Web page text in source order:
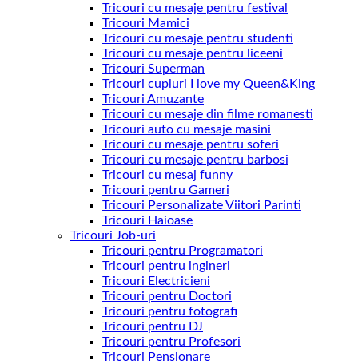
Tricouri cu mesaje pentru festival
Tricouri Mamici
Tricouri cu mesaje pentru studenti
Tricouri cu mesaje pentru liceeni
Tricouri Superman
Tricouri cupluri I love my Queen&King
Tricouri Amuzante
Tricouri cu mesaje din filme romanesti
Tricouri auto cu mesaje masini
Tricouri cu mesaje pentru soferi
Tricouri cu mesaje pentru barbosi
Tricouri cu mesaj funny
Tricouri pentru Gameri
Tricouri Personalizate Viitori Parinti
Tricouri Haioase
Tricouri Job-uri
Tricouri pentru Programatori
Tricouri pentru ingineri
Tricouri Electricieni
Tricouri pentru Doctori
Tricouri pentru fotografi
Tricouri pentru DJ
Tricouri pentru Profesori
Tricouri Pensionare